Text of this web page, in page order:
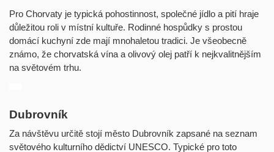
Pro Chorvaty je typická pohostinnost, společné jídlo a pití hraje
důležitou roli v místní kultuře. Rodinné hospůdky s prostou
domácí kuchyní zde mají mnohaletou tradici. Je všeobecně
známo, že chorvatská vína a olivový olej patří k nejkvalitnějším
na světovém trhu.
Dubrovník
Za návštěvu určitě stojí město Dubrovník zapsané na seznam
světového kulturního dědictví UNESCO. Typické pro toto